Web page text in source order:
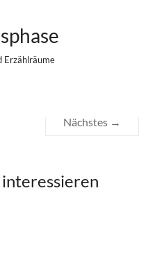
Erzählräume
Nächstes →
interessieren